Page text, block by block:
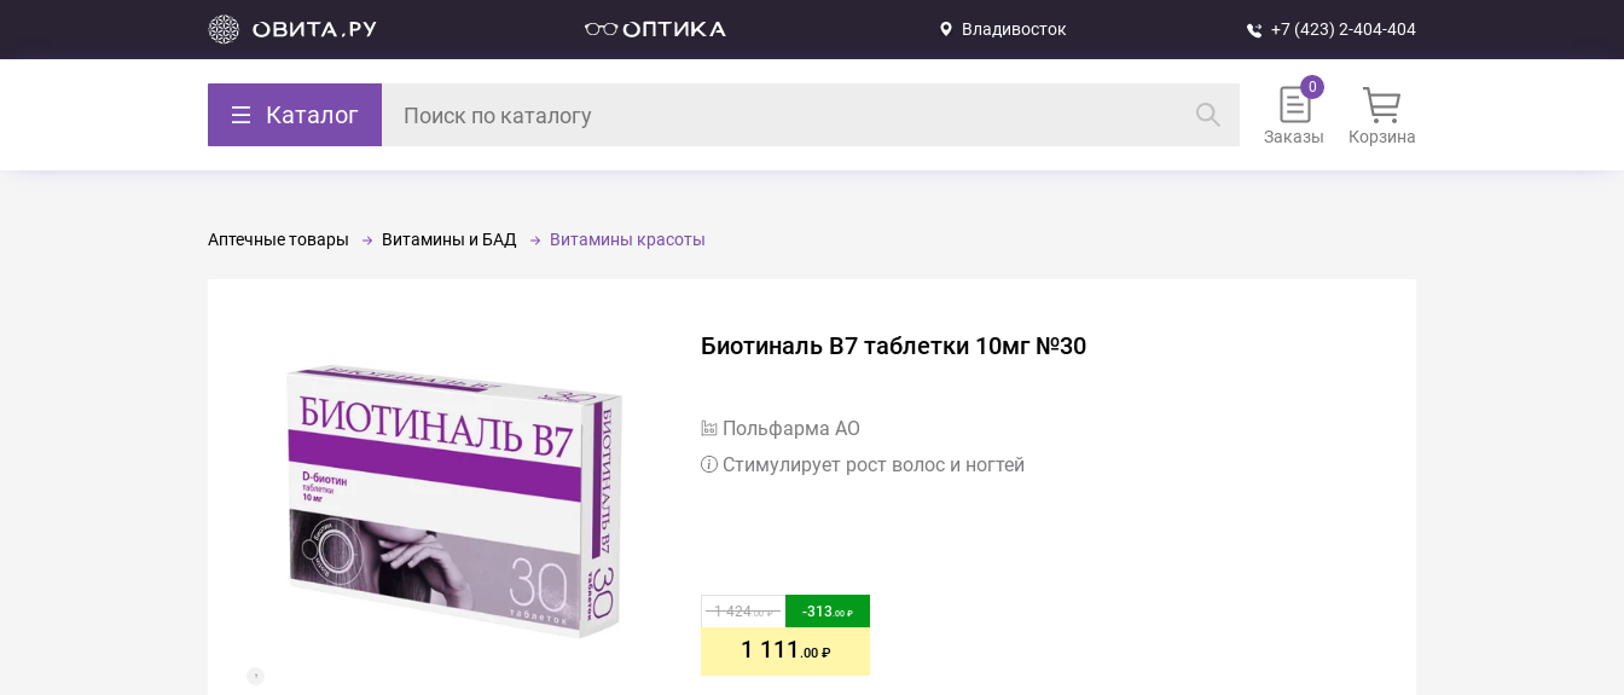
Владивосток +7 (423) 2-404-404
Каталог
Заказы Корзина
Аптечные товары Витамины и БАД Витамины красоты
Биотиналь В7 таблетки 10мг №30
Польфарма АО
Стимулирует рост волос и ногтей
1 424.00 -313.00
1 111 .00